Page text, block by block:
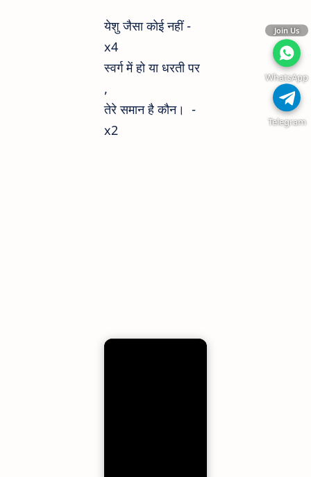
येशु जैसा कोई नहीं -
x4
स्वर्ग में हो या धरती पर
,
तेरे समान है कौन। -
x2
Join Us
WhatsApp
Telegram